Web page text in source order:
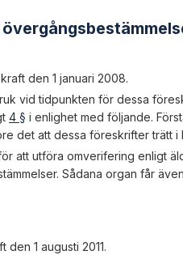
den 1 januari 2008.
vid tidpunkten för dessa
4 § i enlighet med följande.
det att dessa föreskrifter trätt
att utföra omverifering enligt
Sådana organ får
1 augusti 2011.